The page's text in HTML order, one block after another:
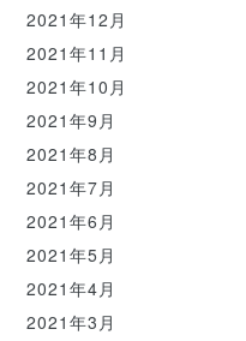
2021年12月
2021年11月
2021年10月
2021年9月
2021年8月
2021年7月
2021年6月
2021年5月
2021年4月
2021年3月